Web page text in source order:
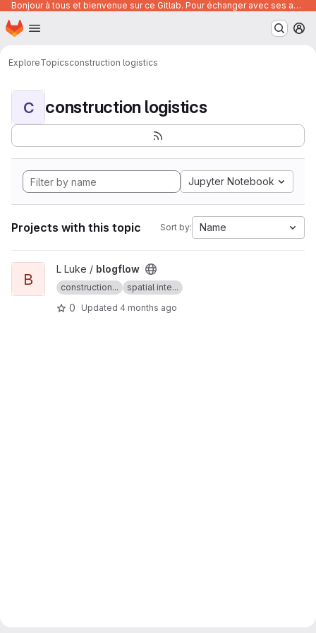
Bonjour à tous et bienvenue sur ce Gitlab. Pour échanger avec ses autres utilisateurs, posez vos questions ou trouver des ressources, vous pouvez rejoindre le canal suivant :
Skip to main content
Homepage
ExploreTopicsconstruction logistics
C construction logistics
Jupyter Notebook
Projects with this topic Sort by: Name
View blogflow project
B
L Luke / blogflow
construction... spatial inte...
0 Updated 4 months ago